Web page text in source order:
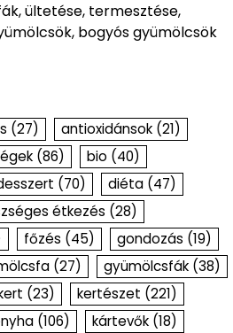
ültetése, termesztése,
bogyós gyümölcsök
(27) antioxidánsok (21)
(86) bio (40)
(70) diéta (47)
étkezés (28)
főzés (45) gondozás (19)
(27) gyümölcsfák (38)
(23) kertészet (221)
(106) kártevők (18)